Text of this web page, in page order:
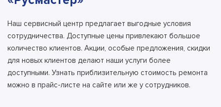
Наш сервисный центр предлагает выгодные условия
сотрудничества. Доступные цены привлекают большое
количество клиентов. Акции, особые предложения, скидки
для новых клиентов делают наши услуги более
доступными. Узнать приблизительную стоимость ремонта
можно в прайс-листе на сайте или же у сотрудников.